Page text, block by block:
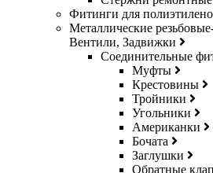
Фитинги для
Металлические
Вентили, Задвижки
Соединительные
Муфты
Крестовины
Тройники
Угольники
Американки
Бочата
Заглушки
Обратные